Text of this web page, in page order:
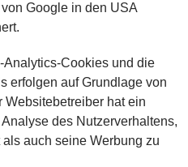
Google in den USA
Cookies und die
erfolgen auf Grundlage von
Websitebetreiber hat ein
des Nutzerverhaltens,
auch seine Werbung zu